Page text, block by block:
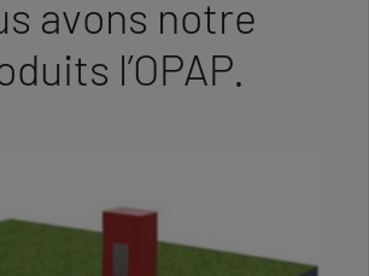
avons notre
l’OPAP.